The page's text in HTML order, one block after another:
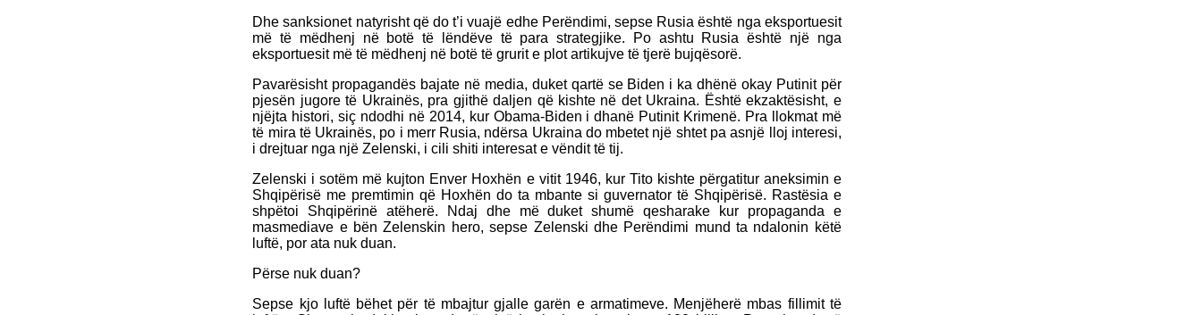
Dhe sanksionet natyrisht që do t’i vuajë edhe Perëndimi, sepse Rusia është nga eksportuesit
më të mëdhenj në botë të lëndëve të para strategjike. Po ashtu Rusia është një nga
eksportuesit më të mëdhenj në botë të grurit e plot artikujve të tjerë bujqësorë.
Pavarësisht propagandës bajate në media, duket qartë se Biden i ka dhënë okay Putinit për
pjesën jugore të Ukrainës, pra gjithë daljen që kishte në det Ukraina. Është ekzaktësisht, e
njëjta histori, siç ndodhi në 2014, kur Obama-Biden i dhanë Putinit Krimenë. Pra llokmat më
të mira të Ukrainës, po i merr Rusia, ndërsa Ukraina do mbetet një shtet pa asnjë lloj interesi,
i drejtuar nga një Zelenski, i cili shiti interesat e vëndit të tij.
Zelenski i sotëm më kujton Enver Hoxhën e vitit 1946, kur Tito kishte përgatitur aneksimin e
Shqipërisë me premtimin që Hoxhën do ta mbante si guvernator të Shqipërisë. Rastësia e
shpëtoi Shqipërinë atëherë. Ndaj dhe më duket shumë qesharake kur propaganda e
masmediave e bën Zelenskin hero, sepse Zelenski dhe Perëndimi mund ta ndalonin këtë
luftë, por ata nuk duan.
Përse nuk duan?
Sepse kjo luftë bëhet për të mbajtur gjalle garën e armatimeve. Menjëherë mbas fillimit të